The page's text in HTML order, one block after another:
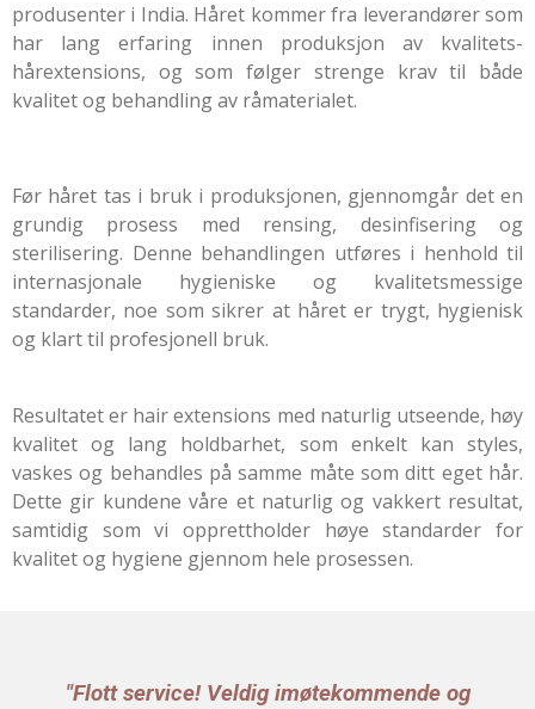
produsenter i India. Håret kommer fra leverandører som
har lang erfaring innen produksjon av kvalitets-
hårextensions, og som følger strenge krav til både
kvalitet og behandling av råmaterialet.
Før håret tas i bruk i produksjonen, gjennomgår det en
grundig prosess med rensing, desinfisering og
sterilisering. Denne behandlingen utføres i henhold til
internasjonale hygieniske og kvalitetsmessige
standarder, noe som sikrer at håret er trygt, hygienisk
og klart til profesjonell bruk.
Resultatet er hair extensions med naturlig utseende, høy
kvalitet og lang holdbarhet, som enkelt kan styles,
vaskes og behandles på samme måte som ditt eget hår.
Dette gir kundene våre et naturlig og vakkert resultat,
samtidig som vi opprettholder høye standarder for
kvalitet og hygiene gjennom hele prosessen.
"Flott service! Veldig imøtekommende og